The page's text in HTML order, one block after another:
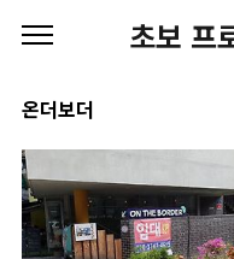
초보 프
온더보더